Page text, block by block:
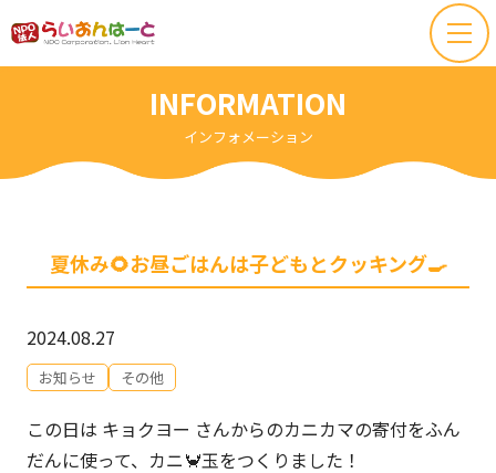
INFORMATION
インフォメーション
夏休み🌻お昼ごはんは子どもとクッキング🍳
2024.08.27
お知らせ その他
この日は キョクヨー さんからのカニカマの寄付をふん
だんに使って、カニ🦀玉をつくりました！